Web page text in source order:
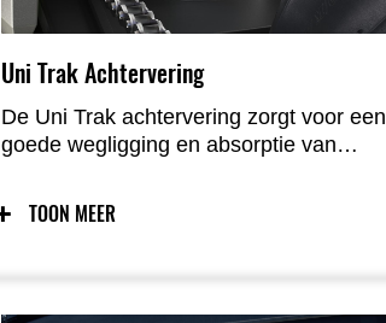
Uni Trak Achtervering
De Uni Trak achtervering zorgt voor een
goede wegligging en absorptie van
de hefboomwerking op de schokdemper
doordat de vering wordt samengedrukt:
De schokdemper heeft een 5-voudig
TOON MEER